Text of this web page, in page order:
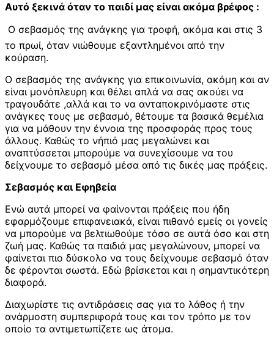
Αυτό ξεκινά όταν το παιδί μας είναι ακόμα βρέφος :
 Ο σεβασμός της ανάγκης για τροφή, ακόμα και στις 3
το πρωί, όταν νιώθουμε εξαντλημένοι από την
κούραση.
Ο σεβασμός της ανάγκης για επικοινωνία, ακόμη και αν
είναι μονόπλευρη και θέλει απλά να σας ακούει να
τραγουδάτε ,αλλά και το να ανταποκρινόμαστε στις
ανάγκες τους με σεβασμό, θέτουμε τα βασικά θεμέλια
για να μάθουν την έννοια της προσφοράς προς τους
άλλους. Καθώς το νήπιό μας μεγαλώνει και
αναπτύσσεται μπορούμε να συνεχίσουμε να του
δείχνουμε το σεβασμό μέσα από τις δικές μας πράξεις.
Σεβασμός και Εφηβεία
Ενώ αυτά μπορεί να φαίνονται πράξεις που ήδη
εφαρμόζουμε επιφανειακά, είναι πιθανό εμείς οι γονείς
να μπορούμε να βελτιωθούμε τόσο σε αυτά όσο και στη
ζωή μας. Καθώς τα παιδιά μας μεγαλώνουν, μπορεί να
φαίνεται πιο δύσκολο να τους δείχνουμε σεβασμό όταν
δε φέρονται σωστά. Εδώ βρίσκεται και η σημαντικότερη
διαφορά.
Διαχωρίστε τις αντιδράσεις σας για το λάθος ή την
ανάρμοστη συμπεριφορά τους και τον τρόπο με τον
οποίο τα αντιμετωπίζετε ως άτομα.